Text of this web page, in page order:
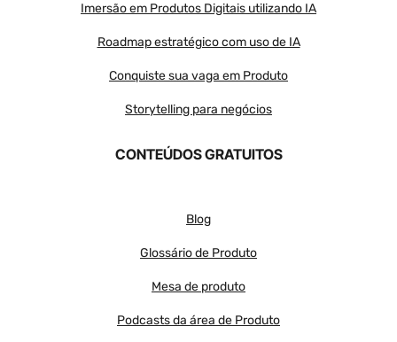
Imersão em Produtos Digitais utilizando IA
Roadmap estratégico com uso de IA
Conquiste sua vaga em Produto
Storytelling para negócios
CONTEÚDOS GRATUITOS
Blog
Glossário de Produto
Mesa de produto
Podcasts da área de Produto